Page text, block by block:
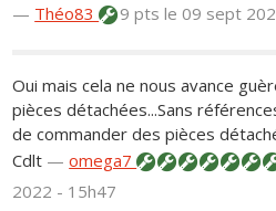
— Théo83 9 ptsle 09 sept
Oui mais cela ne nous avance
pièces détachées...Sans
de commander des pièces
Cdlt —omega7
2022 - 15h47